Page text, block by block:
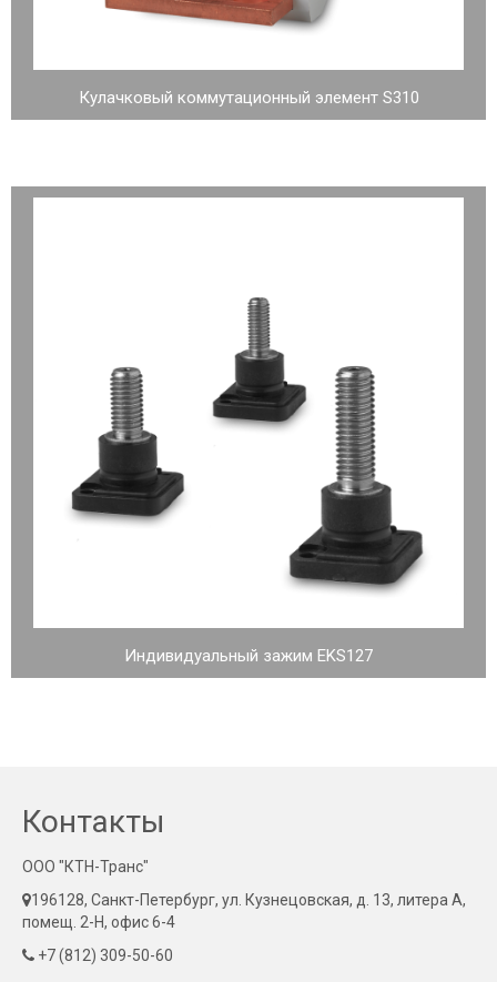
Кулачковый коммутационный элемент S310
Индивидуальный зажим EKS127
Контакты
ООО "КТН-Транс"
196128, Санкт-Петербург, ул. Кузнецовская, д. 13, литера А,
помещ. 2-Н, офис 6-4
+7 (812) 309-50-60